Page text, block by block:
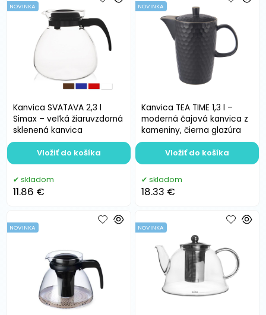
Kanvica SVATAVA 2,3 l
Simax – veľká žiaruvzdorná
sklenená kanvica
NOVINKA
skladom
11.86 €
Vložiť do košíka
Kanvica TEA TIME 1,3 l –
moderná čajová kanvica z
kameniny, čierna glazúra
NOVINKA
skladom
18.33 €
Vložiť do košíka
NOVINKA NOVINKA